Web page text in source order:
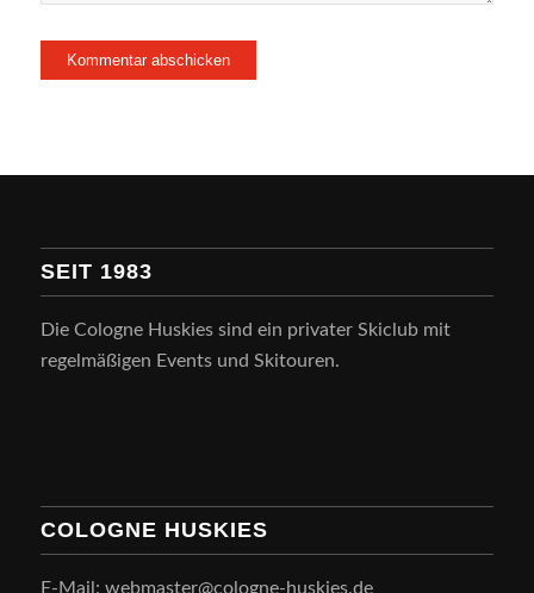
SEIT 1983
Die Cologne Huskies sind ein privater Skiclub mit
regelmäßigen Events und Skitouren.
COLOGNE HUSKIES
E-Mail: webmaster@cologne-huskies.de